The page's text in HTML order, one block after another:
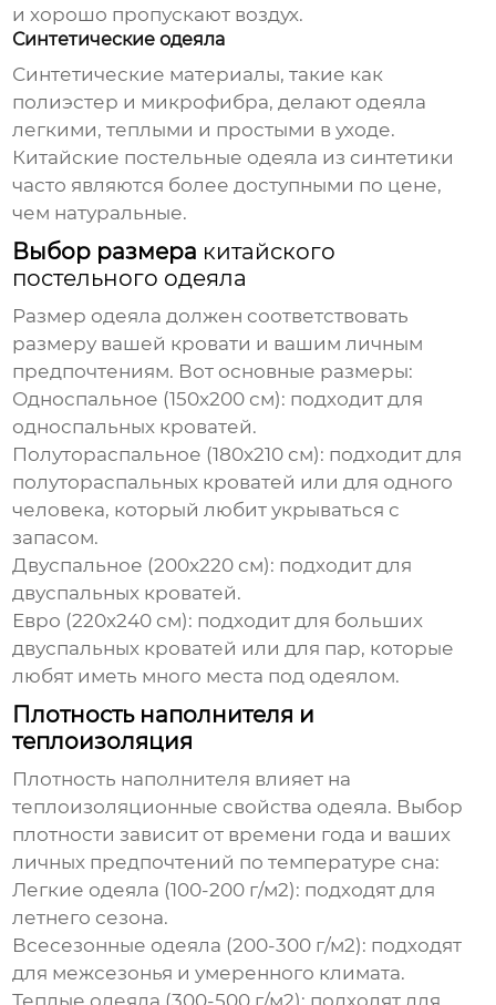
и хорошо пропускают воздух.
Синтетические одеяла
Синтетические материалы, такие как
полиэстер и микрофибра, делают одеяла
легкими, теплыми и простыми в уходе.
Китайские постельные одеяла из синтетики
часто являются более доступными по цене,
чем натуральные.
Выбор размера китайского
постельного одеяла
Размер одеяла должен соответствовать
размеру вашей кровати и вашим личным
предпочтениям. Вот основные размеры:
Односпальное (150x200 см): подходит для
односпальных кроватей.
Полутораспальное (180x210 см): подходит для
полутораспальных кроватей или для одного
человека, который любит укрываться с
запасом.
Двуспальное (200x220 см): подходит для
двуспальных кроватей.
Евро (220x240 см): подходит для больших
двуспальных кроватей или для пар, которые
любят иметь много места под одеялом.
Плотность наполнителя и
теплоизоляция
Плотность наполнителя влияет на
теплоизоляционные свойства одеяла. Выбор
плотности зависит от времени года и ваших
личных предпочтений по температуре сна:
Легкие одеяла (100-200 г/м2): подходят для
летнего сезона.
Всесезонные одеяла (200-300 г/м2): подходят
для межсезонья и умеренного климата.